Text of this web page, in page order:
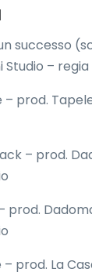
successo
–
prod.
– prod.
prod.
prod. La